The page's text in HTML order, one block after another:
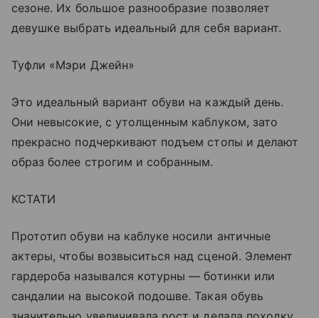
сезоне. Их большое разнообразие позволяет
девушке выбрать идеальный для себя вариант.
Туфли «Мэри Джейн»
Это идеальный вариант обуви на каждый день.
Они невысокие, с утолщенным каблуком, зато
прекрасно подчеркивают подъем стопы и делают
образ более строгим и собранным.
КСТАТИ
Прототип обуви на каблуке носили античные
актеры, чтобы возвыситься над сценой. Элемент
гардероба назывался котурны — ботинки или
сандалии на высокой подошве. Такая обувь